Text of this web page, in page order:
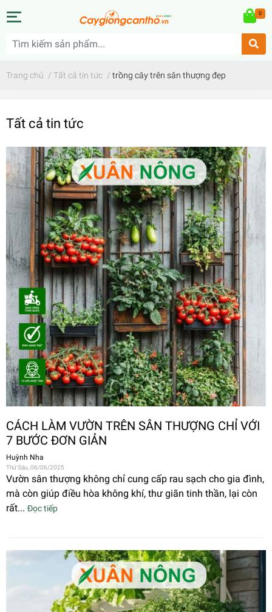
0
Trang chủ / Tất cả tin tức / trồng cây trên sân thượng đẹp
Tất cả tin tức
CÁCH LÀM VƯỜN TRÊN SÂN THƯỢNG CHỈ VỚI
7 BƯỚC ĐƠN GIẢN
Huỳnh Nha
Thứ Sáu, 06/06/2025
Vườn sân thượng không chỉ cung cấp rau sạch cho gia đình,
mà còn giúp điều hòa không khí, thư giãn tinh thần, lại còn
rất... Đọc tiếp